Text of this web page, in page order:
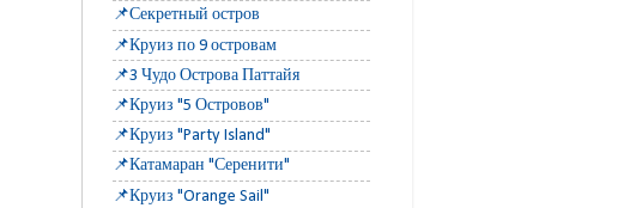
📌Секретный остров
📌Круиз по 9 островам
📌3 Чудо Острова Паттайя
📌Круиз "5 Островов"
📌Круиз "Party Island"
📌Катамаран "Серенити"
📌Круиз "Orange Sail"